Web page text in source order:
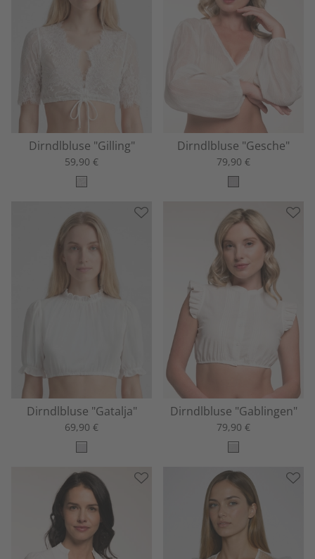
Dirndlbluse "Gilling"
59,90 €
Dirndlbluse "Gesche"
79,90 €
Dirndlbluse "Gatalja"
69,90 €
Dirndlbluse "Gablingen"
79,90 €